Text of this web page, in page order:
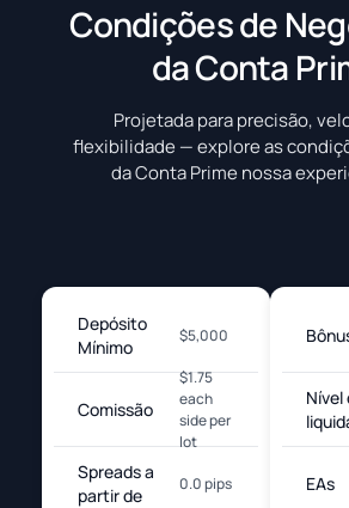
Condições de
da Conta
Projetada para precisão,
flexibilidade — explore as
da Conta Prime nossa
Depósito
Mínimo
$5,000
Comissão
$1.75
each
side per
lot
Spreads a
partir de
0.0 pips
Nível
EAs